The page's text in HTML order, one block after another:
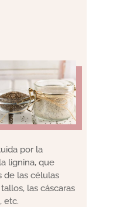
por la
lignina, que
de las células
las cáscaras
etc.